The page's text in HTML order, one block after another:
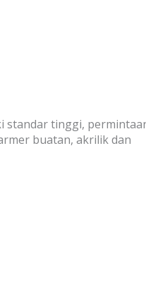
standar tinggi,
buatan, akrilik dan